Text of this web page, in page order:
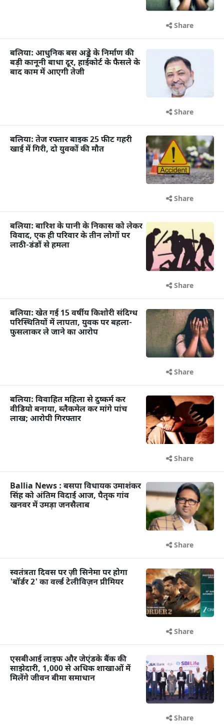
Share
बलिया: आधुनिक बस अड्डे के निर्माण की
बड़ी कानूनी बाधा दूर, हाईकोर्ट के फैसले के
बाद काम में आएगी तेजी
Share
बलिया: तेज रफ्तार बाइक 25 फीट गहरी
खाई में गिरी, दो युवकों की मौत
Share
बलिया: बारिश के पानी के निकास को लेकर
विवाद, एक ही परिवार के तीन लोगों पर
लाठी-डंडों से हमला
Share
बलिया: खेत गई 15 वर्षीय किशोरी संदिग्ध
परिस्थितियों में लापता, युवक पर बहला-
फुसलाकर ले जाने का आरोप
Share
बलिया: विवाहित महिला से दुष्कर्म कर
वीडियो बनाया, ब्लैकमेल कर मांगे पांच
लाख; आरोपी गिरफ्तार
Share
Ballia News : बसपा विधायक उमाशंकर
सिंह को अंतिम विदाई आज, पैतृक गांव
खनवर में उमड़ा जनसैलाब
Share
स्वतंत्रता दिवस पर ज़ी सिनेमा पर होगा
'बॉर्डर 2' का वर्ल्ड टेलीविज़न प्रीमियर
Share
एसबीआई लाइफ और जेएंडके बैंक की
साझेदारी, 1,000 से अधिक शाखाओं में
मिलेंगे जीवन बीमा समाधान
Share